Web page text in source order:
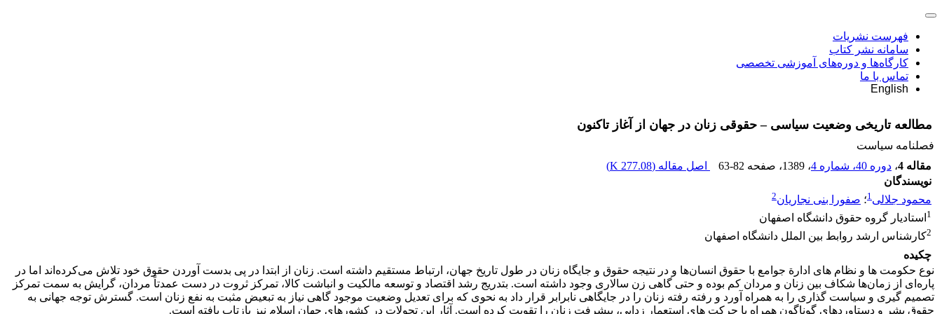
فهرست نشریات
سامانه نشر کتاب
کارگاه‌ها و دوره‌های آموزشی تخصصی
تماس با ما
English
مطالعه تاریخی وضعیت سیاسی – حقوقی زنان در جهان از آغاز تاکنون
فصلنامه سیاست
مقاله 4
، دوره 40، شماره 4 ، 1389 ، صفحه 63-82 اصل مقاله (277.08 K
)
نویسندگان
محمود جلالی1؛ صفورا بنی نجاریان2
1 استادیار گروه حقوق دانشگاه اصفهان
2کارشناس ارشد روابط بین الملل دانشگاه اصفهان
چکیده
نوع حکومت ها و نظام های ادارة جوامع با حقوق انسان‌ها و در نتیجه حقوق و جایگاه زنان در طول تاریخ جهان، ارتباط مستقیم داشته است. زنان از ابتدا در پی بدست آوردن حقوق خود تلاش می‌کرده‌اند اما در
پاره‌ای از زمان‌ها شکاف بین زنان و مردان کم بوده و حتی گاهی زن سالاری وجود داشته است. بتدریج رشد اقتصاد و توسعه مالکیت و انباشت کالا، تمرکز ثروت در دست عمدتاً مردان، گرایش به سمت تمرکز
تصمیم گیری و سیاست گذاری را به همراه آورد و رفته رفته زنان را در جایگاهی نابرابر قرار داد به نحوی که برای تعدیل وضعیت موجود گاهی نیاز به تبعیض مثبت به نفع زنان است. گسترش توجه جهانی به
حقوق بشر و دستاوردهای گوناگون همراه با حرکت های استعمار زدایی، پیشرفت زنان را تقویت کرده است. آثار این تحولات در کشورهای جهان اسلام نیز بازتاب یافته است.